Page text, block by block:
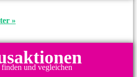
»
finden und vegleichen